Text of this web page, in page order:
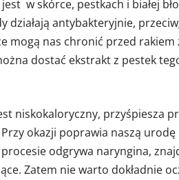
w skórce, pestkach i białej
antybakteryjnie,
mogą nas chronić przed rakiem
dostać ekstrakt z pestek
niskokaloryczny, przyśpiesza
okazji poprawia naszą
odgrywa naryngina,
Zatem nie warto dokładnie